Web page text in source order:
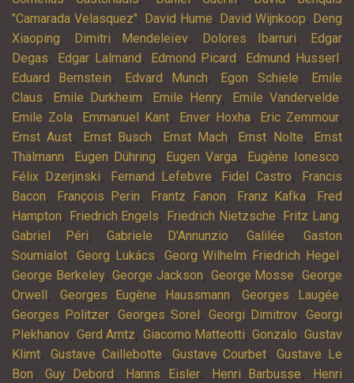
"Camarada Velasquez", David Hume, David Wijnkoop, Deng
Xiaoping, Dimitri Mendeleïev, Dolores Ibarruri,
Edgar
Degas, Edgar Lalmand , Edmond Picard , Edmund Husserl ,
Eduard Bernstein, Edvard Munch, Egon Schiele,
Emile
Claus, Emile Durkheim, Emile Henry, Emile Vandervelde,
Emile Zola, Emmanuel Kant, Enver Hoxha, Eric Zemmour,
Ernst Aust, Ernst Busch, Ernst Mach, Ernst Nolte,
Ernst
Thälmann, Eugen Dühring, Eugen Varga, Eugène Ionesco,
Félix Dzerjinski, Fernand Lefebvre, Fidel Castro,
Francis
Bacon, François Perin, Frantz Fanon, Franz Kafka,
Fred
Hampton, Friedrich Engels, Friedrich Nietzsche, Fritz Lang,
Gabriel Péri,Gabriele D'Annunzio,Galilée,Gaston
Soumialot, Georg Lukács, Georg Wilhelm Friedrich Hegel ,
George Berkeley,George Jackson, George Mosse,George
Orwell , Georges Eugène Haussmann,Georges Laugée,
Georges Politzer, Georges Sorel , Georgi Dimitrov, Georgi
Plekhanov,Gerd Arntz, Giacomo Matteotti, Gonzalo,Gustav
Klimt, Gustave Caillebotte, Gustave Courbet,Gustave Le
Bon, Guy Debord , Hanns Eisler, Henri Barbusse,
Henri